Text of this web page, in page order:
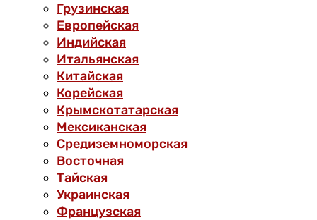
Грузинская
Европейская
Индийская
Итальянская
Китайская
Корейская
Крымскотатарская
Мексиканская
Средиземноморская
Восточная
Тайская
Украинская
Французская